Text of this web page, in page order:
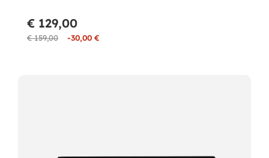
€ 159,00 -30,00 €
€ 129,00